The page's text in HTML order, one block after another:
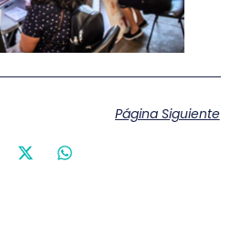
Página Siguiente